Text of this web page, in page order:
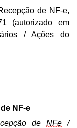
de NF-e,
(autorizado em
/ Ações do
NF-e
de NFe/